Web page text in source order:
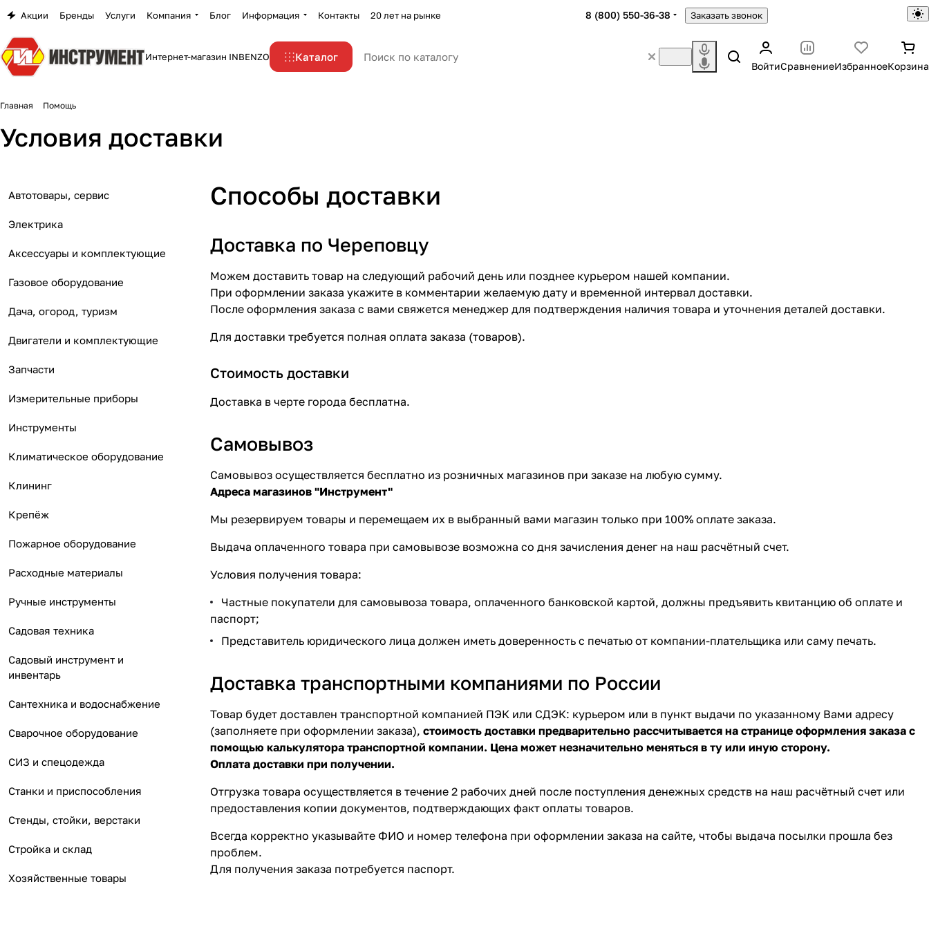
Акции Бренды Услуги Компания Блог Информация Контакты 20 лет на рынке 8 (800) 550-36-38 Заказать звонок
Интернет-магазин INBENZO Каталог
ВойтиСравнениеИзбранноеКорзина
Главная Помощь
Условия доставки
Способы доставки
Доставка по Череповцу
Можем доставить товар на следующий рабочий день или позднее курьером нашей компании.
При оформлении заказа укажите в комментарии желаемую дату и временной интервал доставки.
После оформления заказа с вами свяжется менеджер для подтверждения наличия товара и уточнения деталей доставки.
Для доставки требуется полная оплата заказа (товаров).
Стоимость доставки
Доставка в черте города бесплатна.
Самовывоз
Самовывоз осуществляется бесплатно из розничных магазинов при заказе на любую сумму.
Адреса магазинов "Инструмент"
Мы резервируем товары и перемещаем их в выбранный вами магазин только при 100% оплате заказа.
Выдача оплаченного товара при самовывозе возможна со дня зачисления денег на наш расчётный счет.
Условия получения товара:
Частные покупатели для самовывоза товара, оплаченного банковской картой, должны предъявить квитанцию об оплате и
паспорт;
Представитель юридического лица должен иметь доверенность с печатью от компании-плательщика или саму печать.
Доставка транспортными компаниями по России
Товар будет доставлен транспортной компанией ПЭК или СДЭК: курьером или в пункт выдачи по указанному Вами адресу
(заполняете при оформлении заказа), стоимость доставки предварительно рассчитывается на странице оформления заказа с
помощью калькулятора транспортной компании. Цена может незначительно меняться в ту или иную сторону.
Оплата доставки при получении.
Отгрузка товара осуществляется в течение 2 рабочих дней после поступления денежных средств на наш расчётный счет или
предоставления копии документов, подтверждающих факт оплаты товаров.
Всегда корректно указывайте ФИО и номер телефона при оформлении заказа на сайте, чтобы выдача посылки прошла без
проблем.
Для получения заказа потребуется паспорт.
Автотовары, сервис
Электрика
Аксессуары и комплектующие
Газовое оборудование
Дача, огород, туризм
Двигатели и комплектующие
Запчасти
Измерительные приборы
Инструменты
Климатическое оборудование
Клининг
Крепёж
Пожарное оборудование
Расходные материалы
Ручные инструменты
Садовая техника
Садовый инструмент и
инвентарь
Сантехника и водоснабжение
Сварочное оборудование
СИЗ и спецодежда
Станки и приспособления
Стенды, стойки, верстаки
Стройка и склад
Хозяйственные товары